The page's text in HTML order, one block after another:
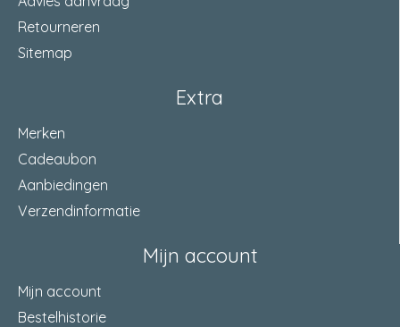
Retourneren
Sitemap
Extra
Merken
Cadeaubon
Aanbiedingen
Verzendinformatie
Mijn account
Mijn account
Bestelhistorie